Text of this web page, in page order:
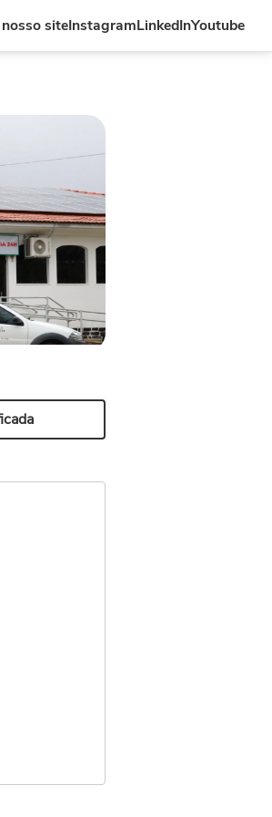
siteInstagramLinkedInYoutube